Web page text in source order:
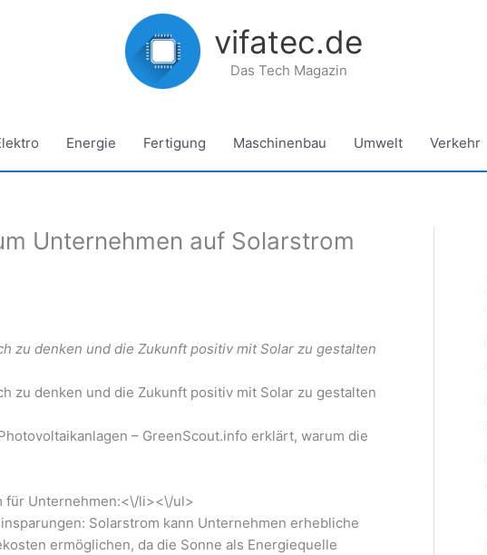
vifatec.de
Das Tech Magazin
Energie Fertigung Maschinenbau Umwelt Verkehr
Unternehmen auf Solarstrom
zu denken und die Zukunft positiv mit Solar zu gestalten
zu denken und die Zukunft positiv mit Solar zu gestalten
– GreenScout.info erklärt, warum die
für Unternehmen:<\/li><\/ul>
Solarstrom kann Unternehmen erhebliche
ermöglichen, da die Sonne als Energiequelle